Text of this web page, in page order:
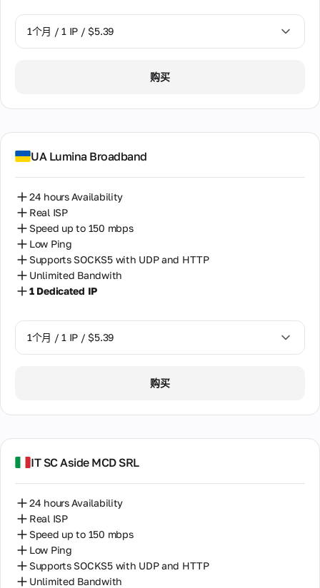
1个月 / 1 IP / $5.39
购买
UA Lumina Broadband
24 hours Availability
Real ISP
Speed up to 150 mbps
Low Ping
Supports SOCKS5 with UDP and HTTP
Unlimited Bandwith
1 Dedicated IP
1个月 / 1 IP / $5.39
购买
IT SC Aside MCD SRL
24 hours Availability
Real ISP
Speed up to 150 mbps
Low Ping
Supports SOCKS5 with UDP and HTTP
Unlimited Bandwith